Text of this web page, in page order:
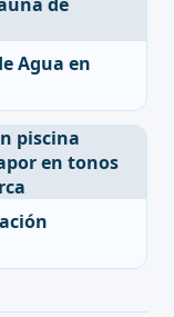
Agua en